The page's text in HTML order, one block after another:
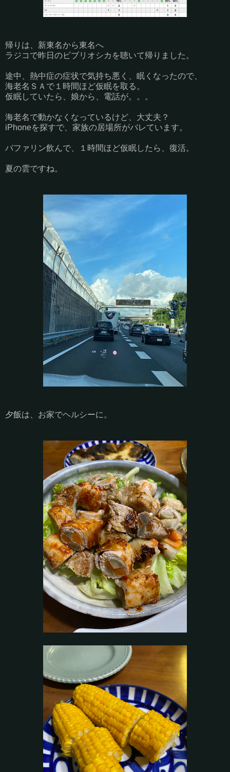
帰りは、新東名から東名へ
ラジコで昨日のビブリオシカを聴いて帰りました。
途中、熱中症の症状で気持ち悪く、眠くなったので、
海老名ＳＡで１時間ほど仮眠を取る。
仮眠していたら、娘から、電話が。。。
海老名で動かなくなっているけど、大丈夫？
iPhoneを探すで、家族の居場所がバレています。
バファリン飲んで、１時間ほど仮眠したら、復活。
夏の雲ですね。
夕飯は、お家でヘルシーに。